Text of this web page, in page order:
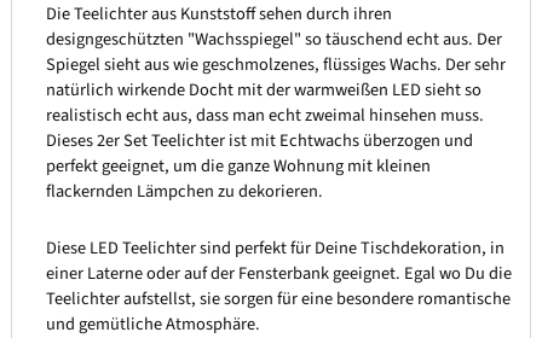
Die Teelichter aus Kunststoff sehen durch ihren
designgeschützten "Wachsspiegel" so täuschend echt aus. Der
Spiegel sieht aus wie geschmolzenes, flüssiges Wachs. Der sehr
natürlich wirkende Docht mit der warmweißen LED sieht so
realistisch echt aus, dass man echt zweimal hinsehen muss.
Dieses 2er Set Teelichter ist mit Echtwachs überzogen und
perfekt geeignet, um die ganze Wohnung mit kleinen
flackernden Lämpchen zu dekorieren.
Diese LED Teelichter sind perfekt für Deine Tischdekoration, in
einer Laterne oder auf der Fensterbank geeignet. Egal wo Du die
Teelichter aufstellst, sie sorgen für eine besondere romantische
und gemütliche Atmosphäre.